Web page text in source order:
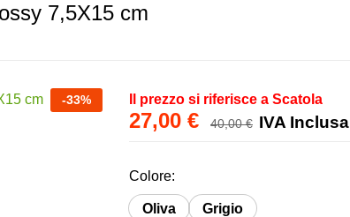
7,5X15 cm
-33% Il prezzo si riferisce a Scatola
27,00 € 40,00€ IVA Inclusa
Colore:
Oliva Grigio